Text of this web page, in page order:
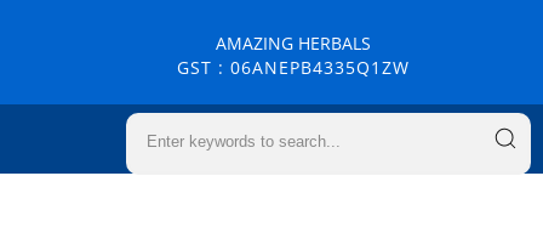
AMAZING HERBALS
GST : 06ANEPB4335Q1ZW